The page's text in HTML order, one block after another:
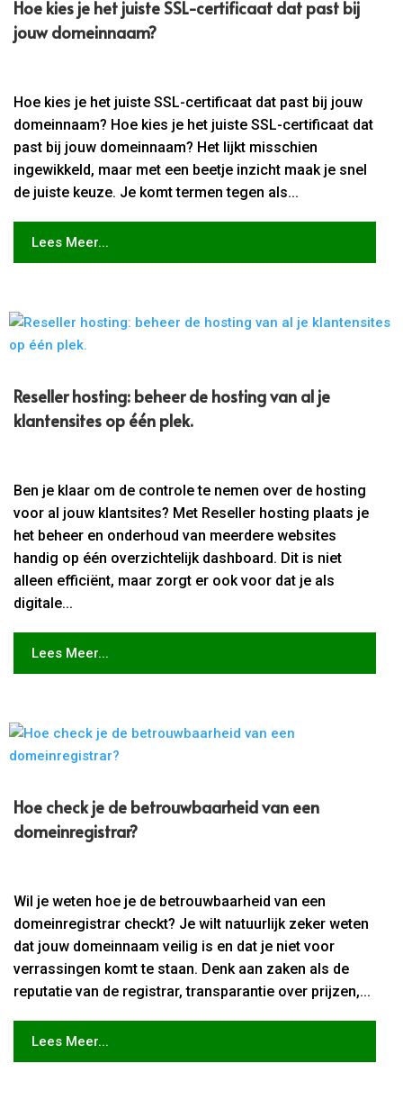
Hoe kies je het juiste SSL-certificaat dat past bij
jouw domeinnaam?
Hoe kies je het juiste SSL-certificaat dat past bij jouw
domeinnaam? Hoe kies je het juiste SSL-certificaat dat
past bij jouw domeinnaam? Het lijkt misschien
ingewikkeld, maar met een beetje inzicht maak je snel
de juiste keuze. Je komt termen tegen als...
Lees Meer...
Reseller hosting: beheer de hosting van al je
klantensites op één plek.​
Ben je klaar om de controle te nemen over de hosting
voor al jouw klantsites? Met Reseller hosting plaats je
het beheer en onderhoud van meerdere websites
handig op één overzichtelijk dashboard. Dit is niet
alleen efficiënt, maar zorgt er ook voor dat je als
digitale...
Lees Meer...
Hoe check je de betrouwbaarheid van een
domeinregistrar?
Wil je weten hoe je de betrouwbaarheid van een
domeinregistrar checkt? Je wilt natuurlijk zeker weten
dat jouw domeinnaam veilig is en dat je niet voor
verrassingen komt te staan. Denk aan zaken als de
reputatie van de registrar, transparantie over prijzen,...
Lees Meer...